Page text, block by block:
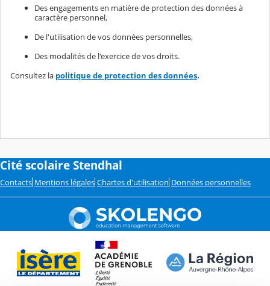
Des engagements en matière de protection des données à
caractère personnel,
De l'utilisation de vos données personnelles,
Des modalités de l'exercice de vos droits.
Consultez la politique de protection des données.
Cité scolaire Stendhal
Contacts Mentions légales Chartes d'utilisation Données personnelles